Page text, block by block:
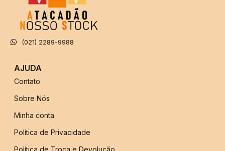
(021) 2289-9988
AJUDA
Contato
Sobre Nós
Minha conta
Política de Privacidade